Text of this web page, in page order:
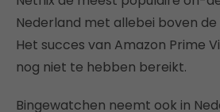
Nederland met allebei boven de
Het succes van Amazon Prime
nog niet te hebben bereikt.
Bingewatchen neemt ook in